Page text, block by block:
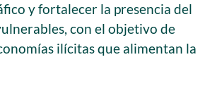
y fortalecer la presencia del
con el objetivo de
ilícitas que alimentan la